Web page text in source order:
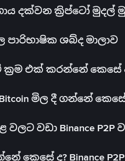
දක්වන ක්‍රිප්ටෝ මුදල්
පාරිභාෂික ශබ්ද මාලාව
ක්‍රම එක් කරන්නේ කෙසේ
මිල දී ගන්නේ
වඩා Binance
ද? Binance P2P